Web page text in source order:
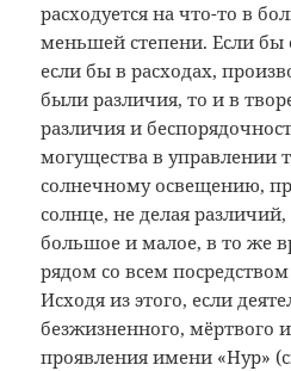
расходуется на что-то в
меньшей степени. Если бы
если бы в расходах,
были различия, то и в
различия и
могущества в управлении
солнечному освещению,
солнце, не делая различий,
большое и малое, в то же
рядом со всем
Исходя из этого, если
безжизненного, мёртвого
проявления имени «Нур»